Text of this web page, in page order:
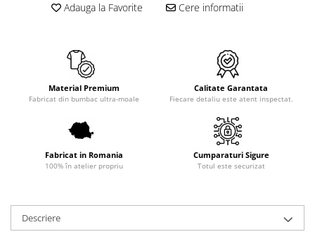
Adauga la Favorite Cere informatii
Material Premium
Fabricat din bumbac ultra-moale
Calitate Garantata
Fiecare detaliu este atent inspectat.
Fabricat in Romania
100% în atelier propriu
Cumparaturi Sigure
Totul este securizat
Descriere